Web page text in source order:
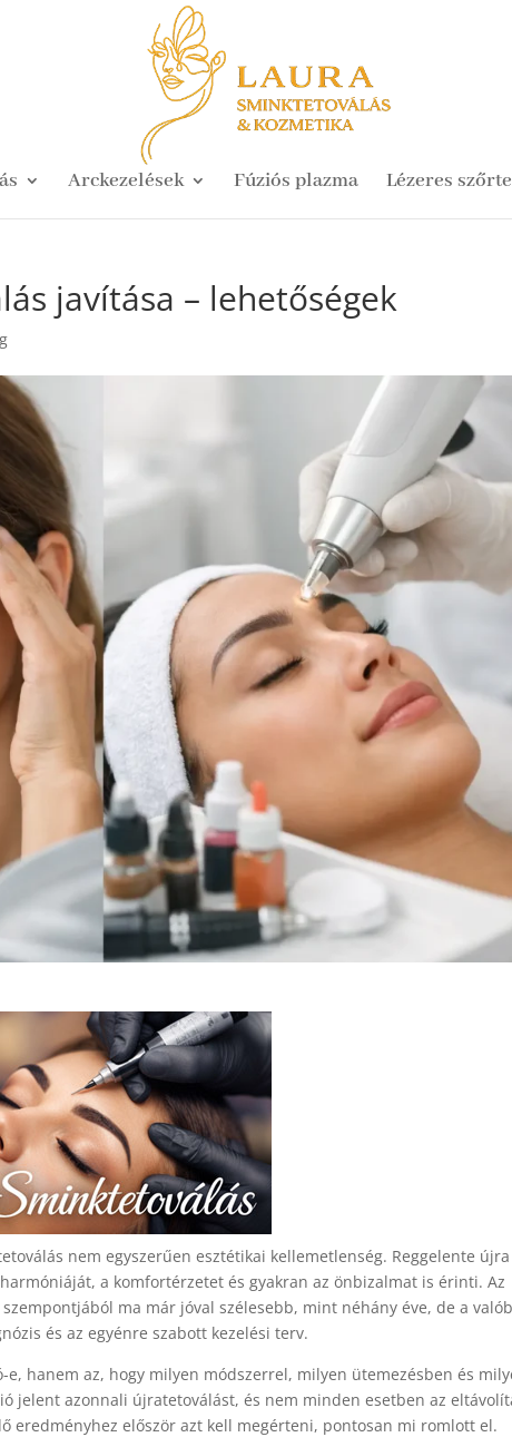
Arckezelések Fúziós plazma Lézeres
javítása – lehetőségek
nem egyszerűen esztétikai kellemetlenség. Reggelente újra
a komfortérzetet és gyakran az önbizalmat is érinti. Az
ma már jóval szélesebb, mint néhány éve, de a
és az egyénre szabott kezelési terv.
hanem az, hogy milyen módszerrel, milyen ütemezésben és
jelent azonnali újratetoválást, és nem minden esetben az
eredményhez először azt kell megérteni, pontosan mi romlott el.